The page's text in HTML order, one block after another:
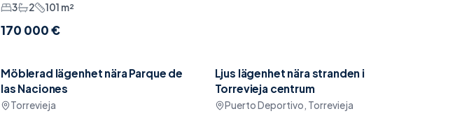
3
2 101 m²
170 000 €
Sänkt pris Möblerat
Möblerad lägenhet nära Parque de
las Naciones
Torrevieja
Möblerat
Ljus lägenhet nära stranden i
Torrevieja centrum
Puerto Deportivo, Torrevieja